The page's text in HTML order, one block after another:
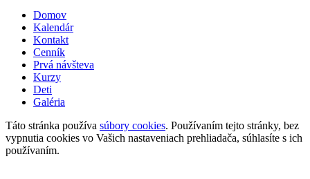
Domov
Kalendár
Kontakt
Cenník
Prvá návšteva
Kurzy
Deti
Galéria
Táto stránka používa súbory cookies. Používaním tejto stránky, bez
vypnutia cookies vo Vašich nastaveniach prehliadača, súhlasíte s ich
používaním.